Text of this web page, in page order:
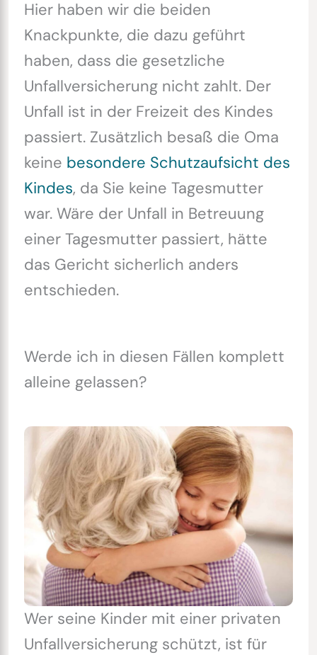
Hier haben wir die beiden
Knackpunkte, die dazu geführt
haben, dass die gesetzliche
Unfallversicherung nicht zahlt. Der
Unfall ist in der Freizeit des Kindes
passiert. Zusätzlich besaß die Oma
keine besondere Schutzaufsicht des
Kindes, da Sie keine Tagesmutter
war. Wäre der Unfall in Betreuung
einer Tagesmutter passiert, hätte
das Gericht sicherlich anders
entschieden.
Werde ich in diesen Fällen komplett
alleine gelassen?
Wer seine Kinder mit einer privaten
Unfallversicherung schützt, ist für